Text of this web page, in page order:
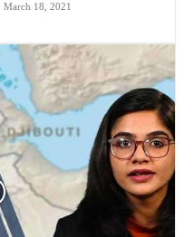
March 18, 2021